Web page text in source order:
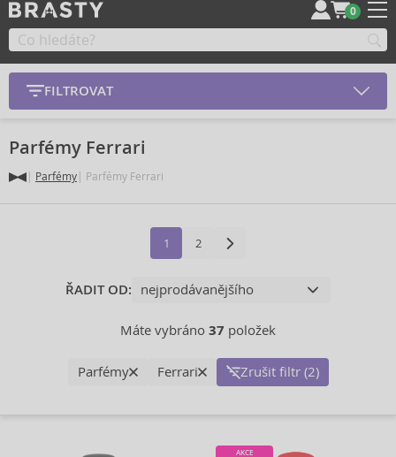
0
FILTROVAT
Parfémy Ferrari
Parfémy Parfémy Ferrari
1 2
ŘADIT OD:
Máte vybráno 37 položek
Parfémy Ferrari Zrušit filtr (2)
AKCE